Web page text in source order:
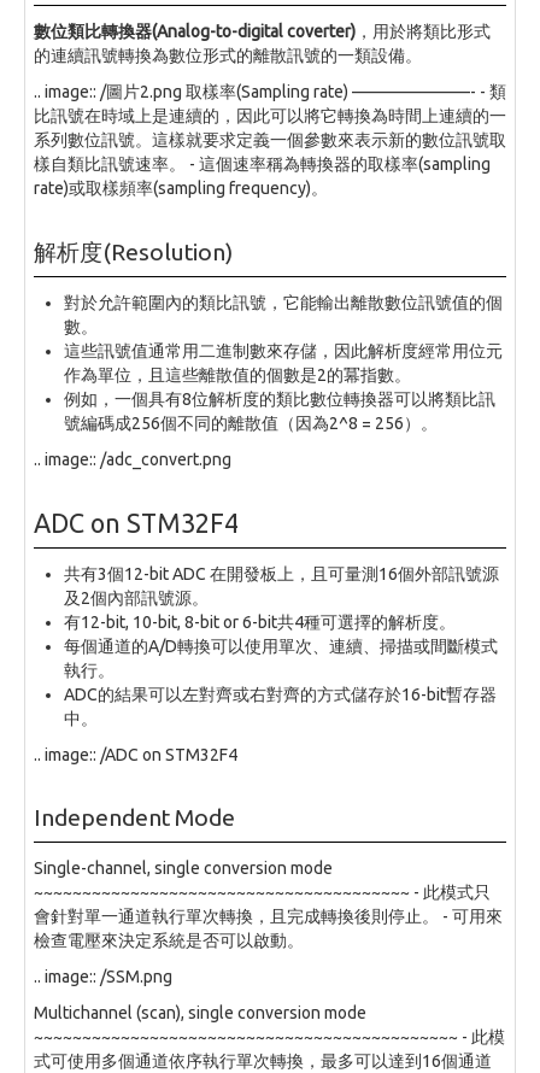
數位類比轉換器(Analog-to-digital coverter) ，用於將類比形式
的連續訊號轉換為數位形式的離散訊號的一類設備。
.. image:: /圖片2.png 取樣率(Sampling rate) ———————- - 類
比訊號在時域上是連續的，因此可以將它轉換為時間上連續的一
系列數位訊號。這樣就要求定義一個參數來表示新的數位訊號取
樣自類比訊號速率。 - 這個速率稱為轉換器的取樣率(sampling
rate)或取樣頻率(sampling frequency)。
解析度(Resolution)
對於允許範圍內的類比訊號，它能輸出離散數位訊號值的個
數。
這些訊號值通常用二進制數來存儲，因此解析度經常用位元
作為單位，且這些離散值的個數是2的冪指數。
例如，一個具有8位解析度的類比數位轉換器可以將類比訊
號編碼成256個不同的離散值（因為2^8 = 256）。
.. image:: /adc_convert.png
ADC on STM32F4
共有3個12-bit ADC 在開發板上，且可量測16個外部訊號源
及2個內部訊號源。
有12-bit, 10-bit, 8-bit or 6-bit共4種可選擇的解析度。
每個通道的A/D轉換可以使用單次、連續、掃描或間斷模式
執行。
ADC的結果可以左對齊或右對齊的方式儲存於16-bit暫存器
中。
.. image:: /ADC on STM32F4
Independent Mode
Single-channel, single conversion mode
~~~~~~~~~~~~~~~~~~~~~~~~~~~~~~~~~~~~~~~ - 此模式只
會針對單一通道執行單次轉換，且完成轉換後則停止。 - 可用來
檢查電壓來決定系統是否可以啟動。
.. image:: /SSM.png
Multichannel (scan), single conversion mode
~~~~~~~~~~~~~~~~~~~~~~~~~~~~~~~~~~~~~~~~~~~~ - 此模
式可使用多個通道依序執行單次轉換，最多可以達到16個通道